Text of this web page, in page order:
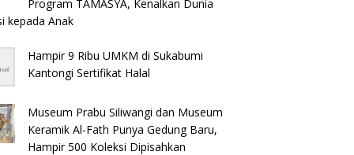
Program TAMASYA, Kenalkan Dunia
kepada Anak
Hampir 9 Ribu UMKM di Sukabumi
Kantongi Sertifikat Halal
Museum Prabu Siliwangi dan Museum
Keramik Al-Fath Punya Gedung Baru,
Hampir 500 Koleksi Dipisahkan